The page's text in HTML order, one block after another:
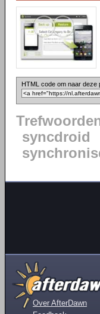
HTML code om naar deze
syncdroid
Over AfterDawn